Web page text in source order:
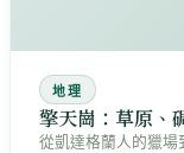
地理
擎天崗：草原、
從凱達格蘭人的獵場